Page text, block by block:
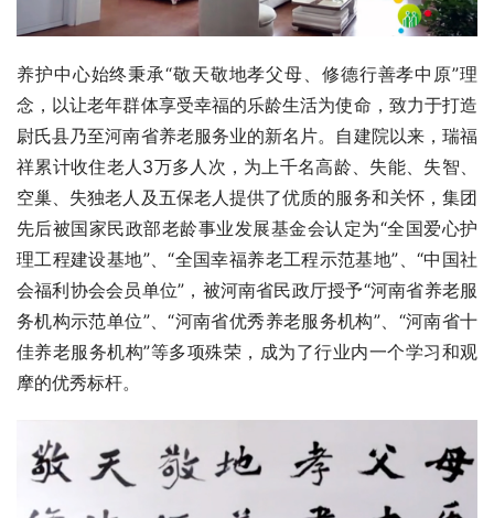
养护中心始终秉承“敬天敬地孝父母、修德行善孝中原”理
念，以让老年群体享受幸福的乐龄生活为使命，致力于打造
尉氏县乃至河南省养老服务业的新名片。自建院以来，瑞福
祥累计收住老人3万多人次，为上千名高龄、失能、失智、
空巢、失独老人及五保老人提供了优质的服务和关怀，集团
先后被国家民政部老龄事业发展基金会认定为“全国爱心护
理工程建设基地”、“全国幸福养老工程示范基地”、“中国社
会福利协会会员单位”，被河南省民政厅授予“河南省养老服
务机构示范单位”、“河南省优秀养老服务机构”、“河南省十
佳养老服务机构”等多项殊荣，成为了行业内一个学习和观
摩的优秀标杆。